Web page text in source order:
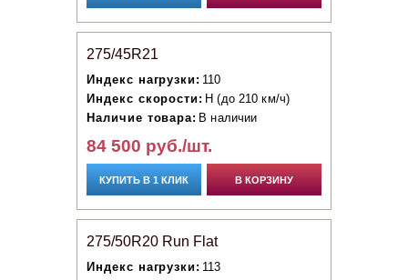
275/45R21
Индекс нагрузки: 110
Индекс скорости: H (до 210 км/ч)
Наличие товара: В наличии
84 500 руб./шт.
КУПИТЬ В 1 КЛИК В КОРЗИНУ
275/50R20 Run Flat
Индекс нагрузки: 113